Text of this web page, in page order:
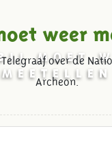
MOET
MEETELLEN
weer
over de
Archeon.